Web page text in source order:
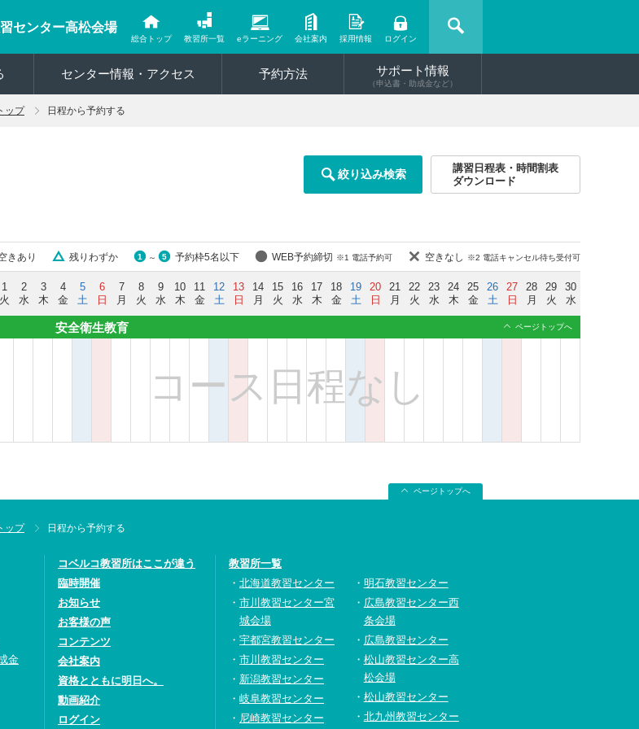
センター高松会場
総合トップ 教習所一覧 eラーニング 会社案内 採用情報 ログイン
センター情報・アクセス 予約方法 サポート情報
（申込書・助成金など）
ップ 日程から予約する
絞り込み検索
講習日程表・時間割表
ダウンロード
きあり 残りわずか 1 ～ 5 予約枠5名以下 WEB予約締切 ※1 電話予約可 空きなし ※2 電話キャンセル待ち受付可
1
火
2
水
3
木
4
金
5
土
6
日
7
月
8
火
9
水
10
木
11
金
12
土
13
日
14
月
15
火
16
水
17
木
18
金
19
土
20
日
21
月
22
火
23
水
24
木
25
金
26
土
27
日
28
月
29
火
30
水
安全衛生教育 ページトップへ
コース日程なし
ページトップへ
ップ 日程から予約する
金
コベルコ教習所はここが違う
臨時開催
お知らせ
お客様の声
コンテンツ
会社案内
資格とともに明日へ。
動画紹介
ログイン
教習所一覧
北海道教習センター
市川教習センター宮
城会場
宇都宮教習センター
市川教習センター
新潟教習センター
岐阜教習センター
尼崎教習センター
明石教習センター
広島教習センター西
条会場
広島教習センター
松山教習センター高
松会場
松山教習センター
北九州教習センター